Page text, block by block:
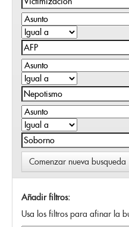
Comenzar nueva busqueda
Añadir filtros:
Usa los filtros para afinar la